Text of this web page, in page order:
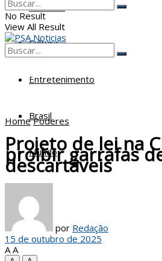
Poderes
Cultura
Entretenimento
Brasil
Mundo
No Result
View All Result
View All Result
Home Poderes
Projeto de lei na
proibir garrafas
descartáveis
por Redação
15 de outubro de 2025
A A